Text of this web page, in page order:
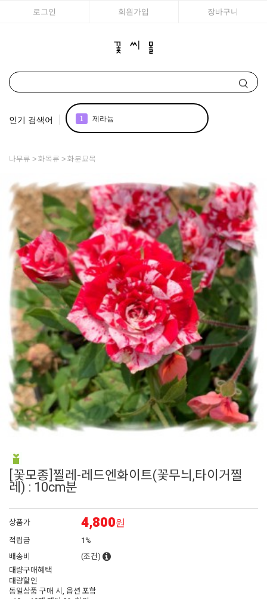
로그인 회원가입 장바구니
인기 검색어 1 제라늄
4 리갈
5 모종
6 접시꽃
7 어린모종 국화
8 비올라
펜스테몬
10 에키네시아
나무류 화목류 화분묘목
[꽃모종]찔레-레드엔화이트(꽃무늬,타이거찔
레) : 10cm분
상품가 4,800원
적립금
1%
배송비
(조건)
대량구매혜택
대량할인
동일상품 구매 시, 옵션 포함